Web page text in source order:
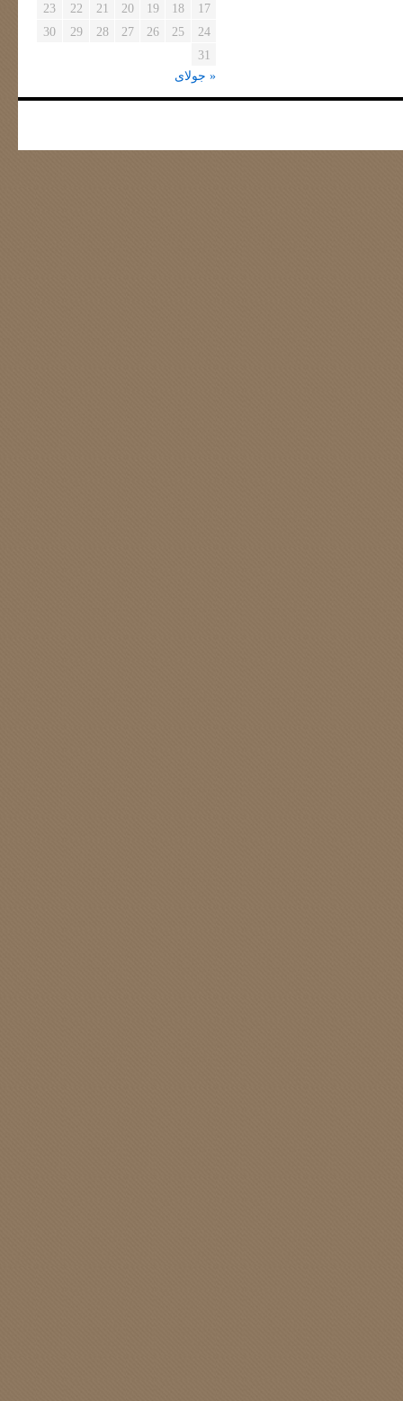
17
18
19
20
21
22
23
24
25
26
27
28
29
30
31
« جولای